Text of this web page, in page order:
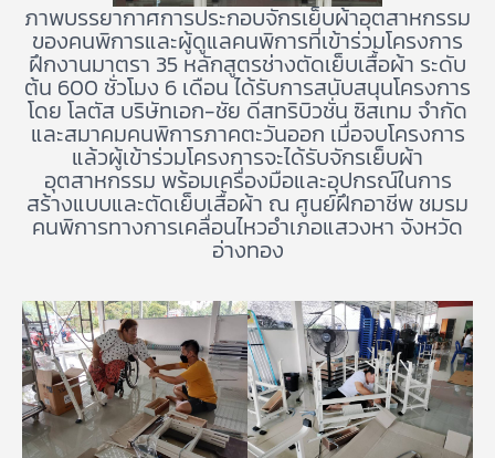
ภาพบรรยากาศการประกอบจักรเย็บผ้าอุตสาหกรรม
ของคนพิการและผู้ดูแลคนพิการที่เข้าร่วมโครงการ
ฝึกงานมาตรา 35 หลักสูตรช่างตัดเย็บเสื้อผ้า ระดับ
ต้น 600 ชั่วโมง 6 เดือน ได้รับการสนับสนุนโครงการ
โดย โลตัส บริษัทเอก-ชัย ดีสทริบิวชั่น ซิสเทม จำกัด
และสมาคมคนพิการภาคตะวันออก เมื่อจบโครงการ
แล้วผู้เข้าร่วมโครงการจะได้รับจักรเย็บผ้า
อุตสาหกรรม พร้อมเครื่องมือและอุปกรณ์ในการ
สร้างแบบและตัดเย็บเสื้อผ้า ณ ศูนย์ฝึกอาชีพ ชมรม
คนพิการทางการเคลื่อนไหวอำเภอแสวงหา จังหวัด
อ่างทอง